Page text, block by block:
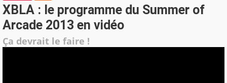
XBLA : le programme du Summer of
Arcade 2013 en vidéo
Ça devrait le faire !